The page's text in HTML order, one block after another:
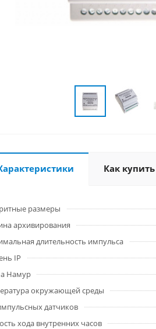
Как купить
размеры
архивирования
длительность импульса
IP
Намур
окружающей среды
датчиков
хода внутренних часов